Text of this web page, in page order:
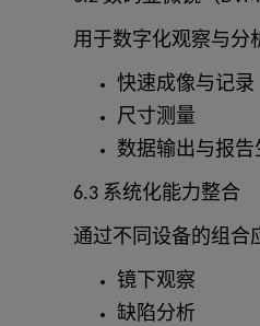
用于数字化观察与分
快速成像与记录
尺寸测量
数据输出与报告
6.3 系统化能力整合
通过不同设备的组合
镜下观察
缺陷分析